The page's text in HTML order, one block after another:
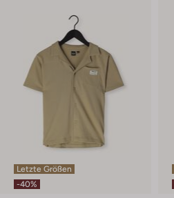
Letzte Größen
-40%